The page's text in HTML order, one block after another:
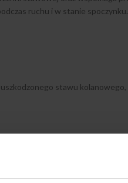
ruchu i w stanie spoczynku.
stawu
jest najbardziej